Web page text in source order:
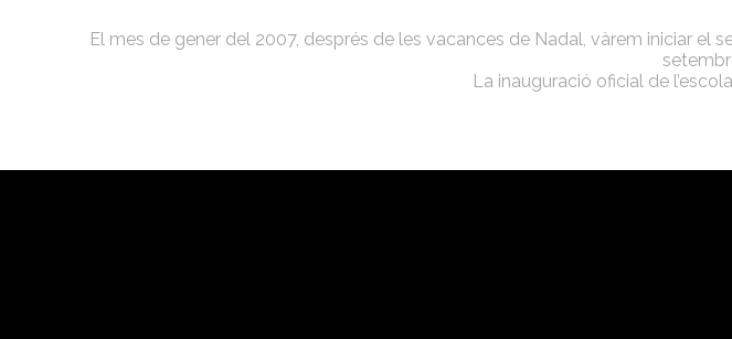
El mes de gener del 2007, després de les vacances de Nadal, vàrem iniciar el
La inauguració oficial de